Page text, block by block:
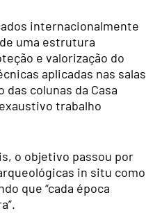
internacionalmente
uma estrutura
e valorização do
aplicadas nas salas
das colunas da Casa
trabalho
o objetivo passou por
in situ como
que “cada época